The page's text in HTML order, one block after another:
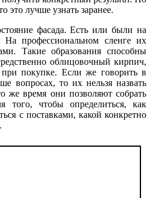
это лучше узнать заранее.
фасада. Есть или были на
профессиональном сленге их
Такие образования способны
облицовочный кирпич,
покупке. Если же говорить в
вопросах, то их нельзя назвать
время они позволяют собрать
того, чтобы определиться, как
с поставками, какой конкретно